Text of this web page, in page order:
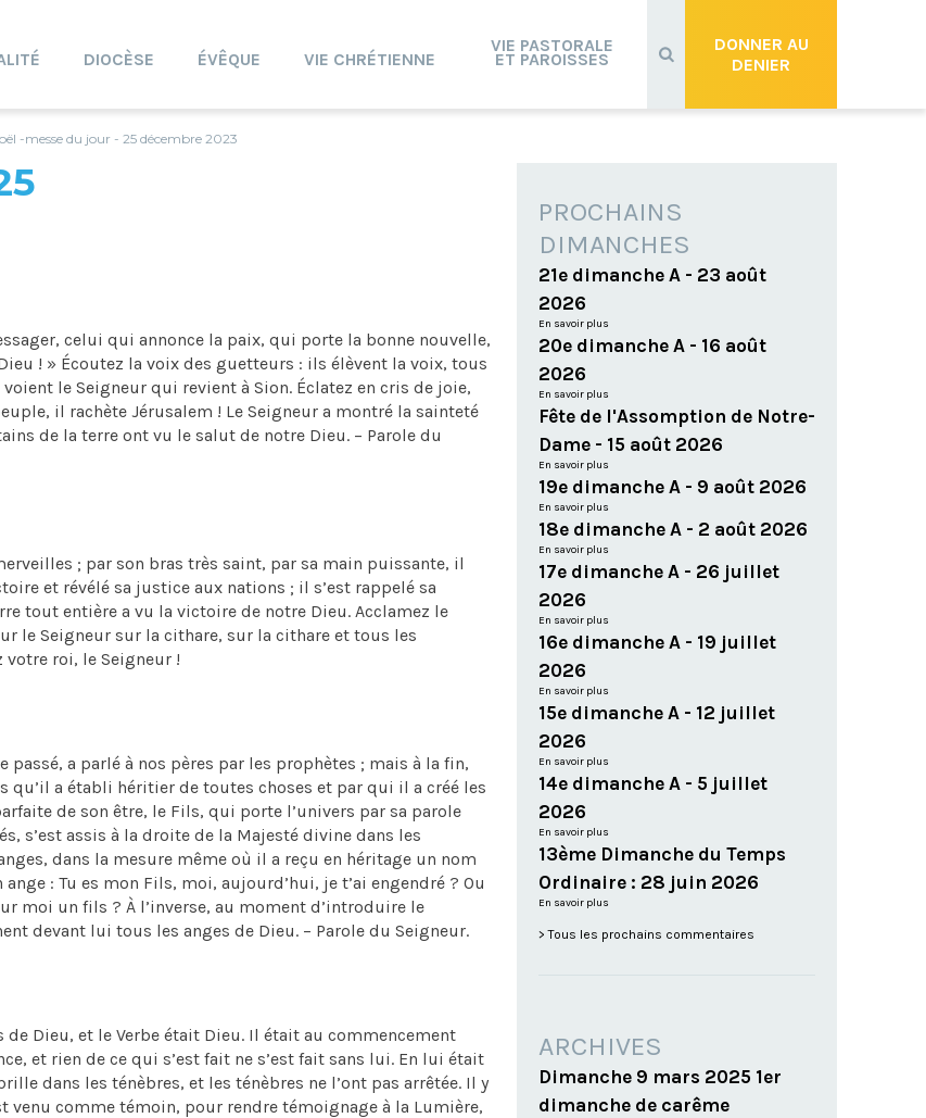
DONNER AU
DENIER
DIOCÈSE ÉVÊQUE VIE CHRÉTIENNE
VIE PASTORALE
ET PAROISSES
-messe du jour - 25 décembre 2023
celui qui annonce la paix, qui porte la bonne nouvelle,
! » Écoutez la voix des guetteurs : ils élèvent la voix, tous
le Seigneur qui revient à Sion. Éclatez en cris de joie,
il rachète Jérusalem ! Le Seigneur a montré la sainteté
de la terre ont vu le salut de notre Dieu. – Parole du
; par son bras très saint, par sa main puissante, il
et révélé sa justice aux nations ; il s’est rappelé sa
tout entière a vu la victoire de notre Dieu. Acclamez le
le Seigneur sur la cithare, sur la cithare et tous les
roi, le Seigneur !
a parlé à nos pères par les prophètes ; mais à la fin,
a établi héritier de toutes choses et par qui il a créé les
de son être, le Fils, qui porte l’univers par sa parole
s’est assis à la droite de la Majesté divine dans les
dans la mesure même où il a reçu en héritage un nom
: Tu es mon Fils, moi, aujourd’hui, je t’ai engendré ? Ou
moi un fils ? À l’inverse, au moment d’introduire le
devant lui tous les anges de Dieu. – Parole du Seigneur.
Dieu, et le Verbe était Dieu. Il était au commencement
et rien de ce qui s’est fait ne s’est fait sans lui. En lui était
dans les ténèbres, et les ténèbres ne l’ont pas arrêtée. Il y
venu comme témoin, pour rendre témoignage à la Lumière,
PROCHAINS
DIMANCHES
21e dimanche A - 23 août
2026
En savoir plus
20e dimanche A - 16 août
2026
En savoir plus
Fête de l'Assomption de Notre-
Dame - 15 août 2026
En savoir plus
19e dimanche A - 9 août 2026
En savoir plus
18e dimanche A - 2 août 2026
En savoir plus
17e dimanche A - 26 juillet
2026
En savoir plus
16e dimanche A - 19 juillet
2026
En savoir plus
15e dimanche A - 12 juillet
2026
En savoir plus
14e dimanche A - 5 juillet
2026
En savoir plus
13ème Dimanche du Temps
Ordinaire : 28 juin 2026
En savoir plus
Tous les prochains commentaires
ARCHIVES
Dimanche 9 mars 2025 1er
dimanche de carême